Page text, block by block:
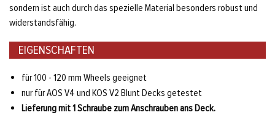
sondern ist auch durch das spezielle Material besonders robust und
widerstandsfähig.
EIGENSCHAFTEN
für 100 - 120 mm Wheels geeignet
nur für AOS V4 und KOS V2 Blunt Decks getestet
Lieferung mit 1 Schraube zum Anschrauben ans Deck.